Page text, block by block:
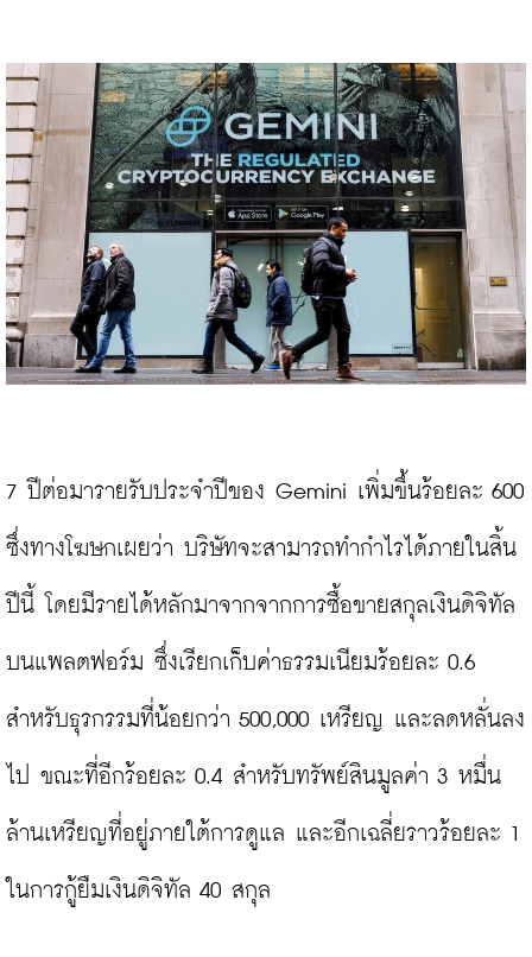
7 ปีต่อมารายรับประจำปีของ Gemini เพิ่มขึ้นร้อยละ 600
ซึ่งทางโฆษกเผยว่า บริษัทจะสามารถทำกำไรได้ภายในสิ้น
ปีนี้ โดยมีรายได้หลักมาจากจากการซื้อขายสกุลเงินดิจิทัล
บนแพลตฟอร์ม ซึ่งเรียกเก็บค่าธรรมเนียมร้อยละ 0.6
สำหรับธุรกรรมที่น้อยกว่า 500,000 เหรียญ และลดหลั่นลง
ไป ขณะที่อีกร้อยละ 0.4 สำหรับทรัพย์สินมูลค่า 3 หมื่น
ล้านเหรียญที่อยู่ภายใต้การดูแล และอีกเฉลี่ยราวร้อยละ 1
ในการกู้ยืมเงินดิจิทัล 40 สกุล